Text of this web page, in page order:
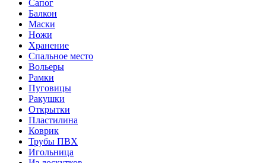
Сапог
Балкон
Маски
Ножи
Хранение
Спальное место
Вольеры
Рамки
Пуговицы
Ракушки
Открытки
Пластилина
Коврик
Трубы ПВХ
Игольница